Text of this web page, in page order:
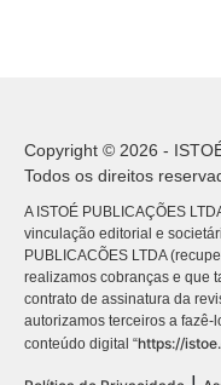
Copyright © 2026 -
Todos os direitos
A ISTOÉ PUBLICAÇÕES
vinculação editorial e
PUBLICACÕES LTDA
realizamos cobranças e que
contrato de assinatura da
autorizamos terceiros a
conteúdo digital “https://